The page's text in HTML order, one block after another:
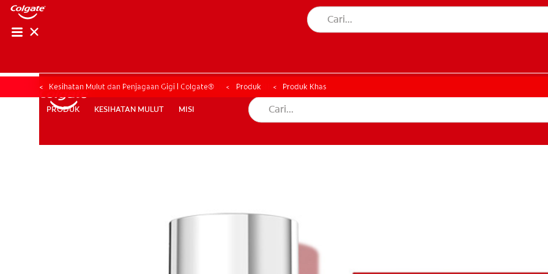
PRODUK KESIHATAN MULUT MISI
PRODUK KESIHATAN MULUT MISI
PENILAIAN KESIHATAN MULUT
Kesihatan Mulut dan Penjagaan Gigi | Colgate® Produk Produk Khas